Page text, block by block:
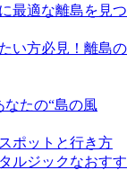
最適な離島を見つ
い方必見！離島の
なたの“島の風
ポットと行き方
ルジックなおすす